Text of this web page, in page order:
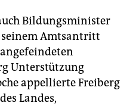
Bildungsminister
seinem Amtsantritt
Unterstützung
appellierte Freiberg
Landes,